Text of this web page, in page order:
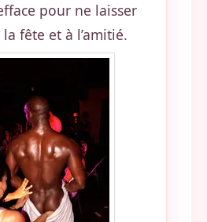
pour ne laisser
la fête et à l’amitié.